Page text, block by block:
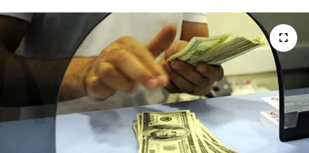
MAGAZİN
OTO DETAY
Son Dakika Haberleri
Haber Arşivi